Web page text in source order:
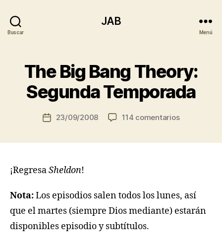
Buscar
JAB
Menú
The Big Bang Theory:
Segunda Temporada
Fecha23/09/2008 114 comentariosen
¡RegresaSheldon!
Nota:Los episodios salen todos los lunes, así
que el martes (siempre Dios mediante) estarán
disponibles episodio y subtítulos.